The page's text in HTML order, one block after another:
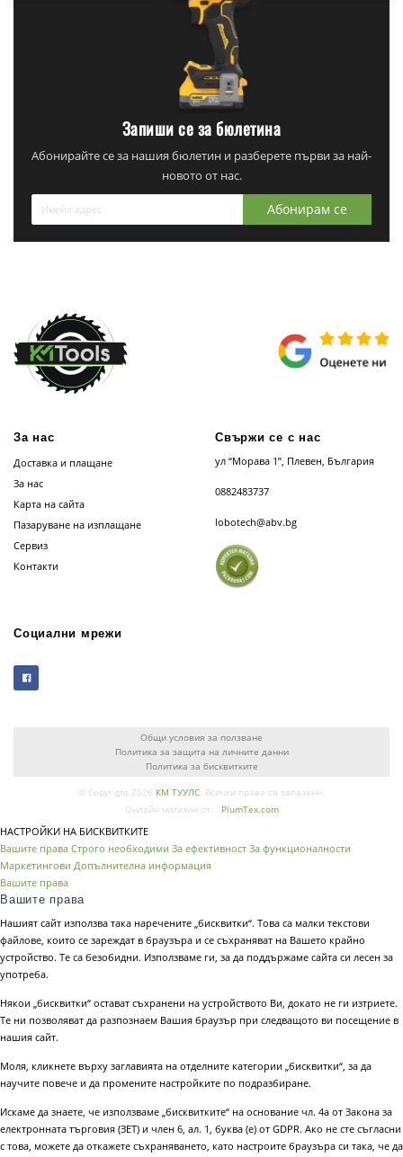
Запиши се за бюлетина
Абонирайте се за нашия бюлетин и разберете първи за най-
новото от нас.
Абонирам се
За нас
Доставка и плащане
За нас
Карта на сайта
Пазаруване на изплащане
Сервиз
Контакти
Свържи се с нас
ул “Морава 1”, Плевен, България
0882483737
lobotech@abv.bg
Социални мрежи
Общи условия за ползване
Политика за защита на личните данни
Политика за бисквитките
© Copyright 2026 КМ ТУУЛС . Всички права са запазени.
Онлайн магазин от:
PlumTex.com
НАСТРОЙКИ НА БИСКВИТКИТЕ
Вашите права Строго необходими За ефективност За функционалности
Маркетингови Допълнителна информация
Вашите права
Вашите права
Нашият сайт използва така наречените „бисквитки“. Това са малки текстови
файлове, които се зареждат в браузъра и се съхраняват на Вашето крайно
устройство. Те са безобидни. Използваме ги, за да поддържаме сайта си лесен за
употреба.
Някои „бисквитки“ остават съхранени на устройството Ви, докато не ги изтриете.
Те ни позволяват да разпознаем Вашия браузър при следващото ви посещение в
нашия сайт.
Моля, кликнете върху заглавията на отделните категории „бисквитки“, за да
научите повече и да промените настройките по подразбиране.
Искаме да знаете, че използваме „бисквитките“ на основание чл. 4а от Закона за
електронната търговия (ЗЕТ) и член 6, ал. 1, буква (е) от GDPR. Ако не сте съгласни
с това, можете да откажете съхраняването, като настроите браузъра си така, че да